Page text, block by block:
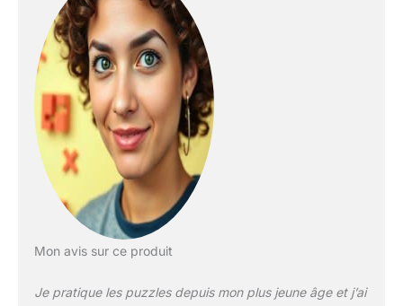
Mon avis sur ce produit
Je pratique les puzzles depuis mon plus jeune âge et j’ai